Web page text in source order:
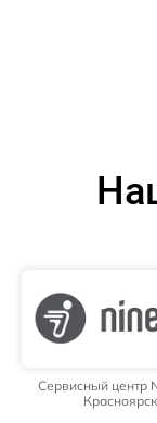
Сервисный центр